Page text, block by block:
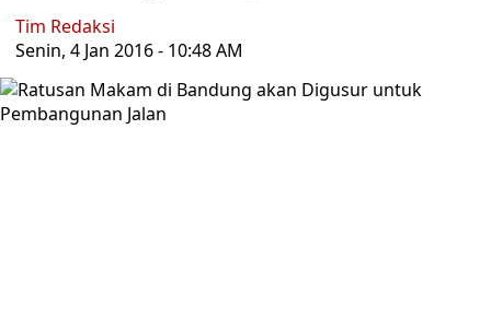
Tim Redaksi
Senin, 4 Jan 2016 - 10:48 AM